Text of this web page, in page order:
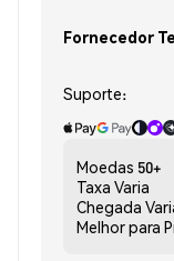
Fornecedor
Suporte:
Moedas 50+
Taxa Varia
Chegada
Melhor para